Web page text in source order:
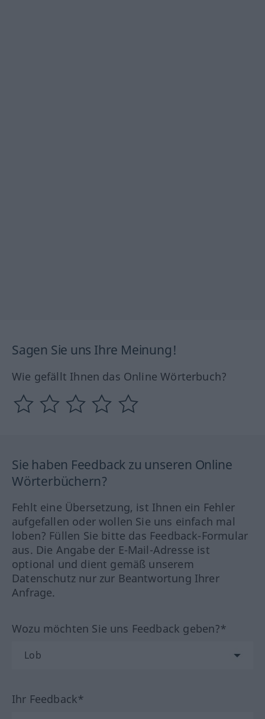
Sagen Sie uns Ihre Meinung!
Wie gefällt Ihnen das Online Wörterbuch?
Sie haben Feedback zu unseren Online
Wörterbüchern?
Fehlt eine Übersetzung, ist Ihnen ein Fehler
aufgefallen oder wollen Sie uns einfach mal
loben? Füllen Sie bitte das Feedback-Formular
aus. Die Angabe der E-Mail-Adresse ist
optional und dient gemäß unserem
Datenschutz nur zur Beantwortung Ihrer
Anfrage.
Wozu möchten Sie uns Feedback geben?*
Ihr Feedback*